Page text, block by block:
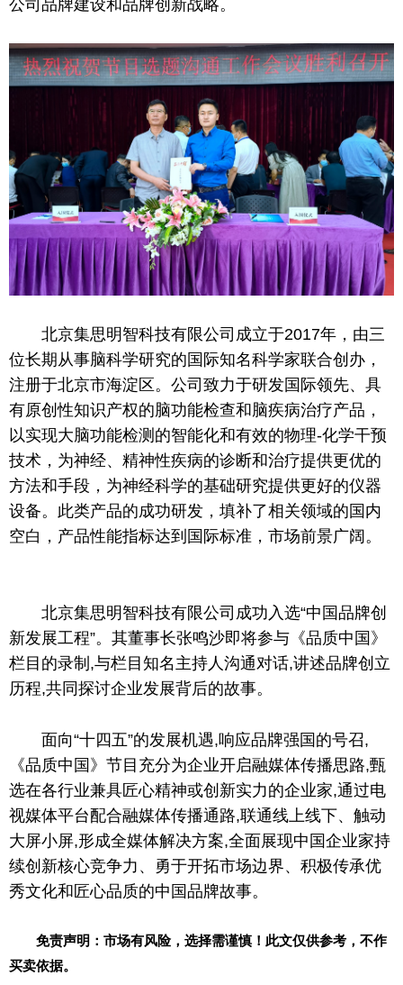
公司品牌建设和品牌创新战略。
北京集思明智科技有限公司成立于2017年，由三
位长期从事脑科学研究的国际知名科学家联合创办，
注册于北京市海淀区。公司致力于研发国际领先、具
有原创性知识产权的脑功能检查和脑疾病治疗产品，
以实现大脑功能检测的智能化和有效的物理-化学干预
技术，为神经、精神性疾病的诊断和治疗提供更优的
方法和手段，为神经科学的基础研究提供更好的仪器
设备。此类产品的成功研发，填补了相关领域的国内
空白，产品性能指标达到国际标准，市场前景广阔。
北京集思明智科技有限公司成功入选“中国品牌创
新发展工程”。其董事长张鸣沙即将参与《品质中国》
栏目的录制,与栏目知名主持人沟通对话,讲述品牌创立
历程,共同探讨企业发展背后的故事。
面向“十四五”的发展机遇,响应品牌强国的号召,
《品质中国》节目充分为企业开启融媒体传播思路,甄
选在各行业兼具匠心精神或创新实力的企业家,通过电
视媒体平台配合融媒体传播通路,联通线上线下、触动
大屏小屏,形成全媒体解决方案,全面展现中国企业家持
续创新核心竞争力、勇于开拓市场边界、积极传承优
秀文化和匠心品质的中国品牌故事。
免责声明：市场有风险，选择需谨慎！此文仅供参考，不作
买卖依据。